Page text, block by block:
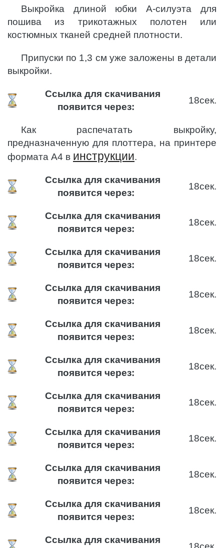
Выкройка длиной юбки А-силуэта для
пошива из трикотажных полотен или
костюмных тканей средней плотности.
Припуски по 1,3 см уже заложены в детали
выкройки.
Ссылка для скачивания
появится через:
17сек.
Как распечатать выкройку,
предназначенную для плоттера, на принтере
формата А4 в инструкции.
Ссылка для скачивания
появится через:
17сек.
Ссылка для скачивания
появится через:
17сек.
Ссылка для скачивания
появится через:
17сек.
Ссылка для скачивания
появится через:
17сек.
Ссылка для скачивания
появится через:
17сек.
Ссылка для скачивания
появится через:
17сек.
Ссылка для скачивания
появится через:
17сек.
Ссылка для скачивания
появится через:
17сек.
Ссылка для скачивания
появится через:
17сек.
Ссылка для скачивания
появится через:
17сек.
Ссылка для скачивания